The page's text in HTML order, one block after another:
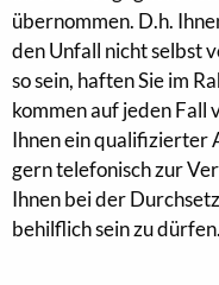
übernommen. D.h.
den Unfall nicht selbst
so sein, haften Sie im
kommen auf jeden Fall
Ihnen ein qualifizierter
gern telefonisch zur
Ihnen bei der
behilflich sein zu dürfen.